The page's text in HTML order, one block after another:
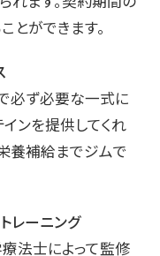
とができます。
必ず必要な一式に
ンを提供してくれ
養補給までジムで
レーニング
療法士によって監修